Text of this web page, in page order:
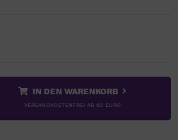
IN DEN WARENKORB
VERSANDKOSTENFREI AB 60 EURO